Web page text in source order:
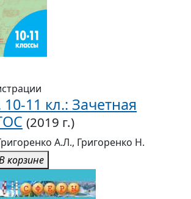
11 кл.: Зачетная
(2019 г.)
А.Л., Григоренко Н.
корзине